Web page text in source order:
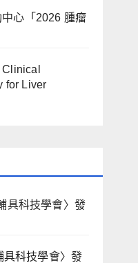
中心「2026 腫瘤
for Liver
具科技學會〉發
具科技學會〉發